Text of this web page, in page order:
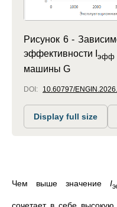
Рисунок 6 -
эффективности Iэфф
машины G
DOI: 10.60797/
Display full size
Чем выше значение I